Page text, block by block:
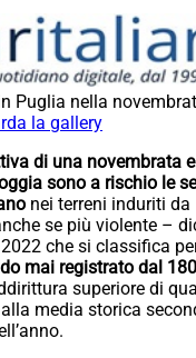
Puglia nella
la gallery
di una novembrata
sono a rischio le
nei terreni induriti
se più violente –
che si classifica
mai registrato dal
superiore di
media storica